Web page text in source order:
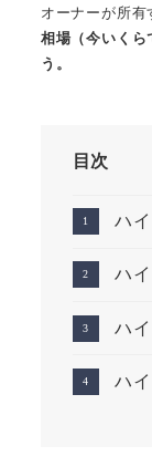
オーナーが所
相場（今いくら
う。
目次
ハ
ハ
ハ
ハ